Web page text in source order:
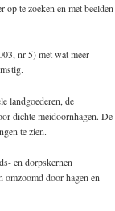
te zoeken en met beelden
nr 5) met wat meer
landgoederen, de
dichte meidoornhagen. De
te zien.
en dorpskernen
omzoomd door hagen en